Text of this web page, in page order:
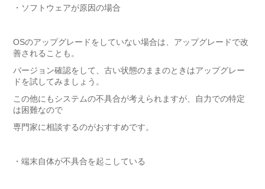
・ ソフトウェアが原因の場合
OSのアップグレードをしていない場合は、アップグレードで改
善されることも。
バージョン確認をして、古い状態のままのときはアップグレー
ドを試してみましょう。
この他にもシステムの不具合が考えられますが、自力での特定
は困難なので
専門家に相談するのがおすすめです。
・ 端末自体が不具合を起こしている